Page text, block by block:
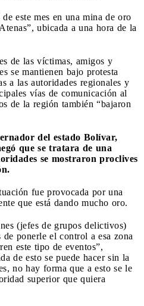
este mes en una mina de oro
ubicada a una hora de la
de las víctimas, amigos y
se mantienen bajo protesta
a las autoridades regionales y
vías de comunicación al
de la región también “bajaron
del estado Bolívar,
que se tratara de una
se mostraron proclives
fue provocada por una
que está dando mucho oro.
(jefes de grupos delictivos)
ponerle el control a esa zona
este tipo de eventos”,
de esto se puede hacer sin la
no hay forma que a esto se le
superior que quiera